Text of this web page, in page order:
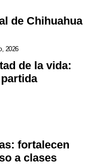
de Chihuahua
2026
de la vida:
fortalecen
a clases